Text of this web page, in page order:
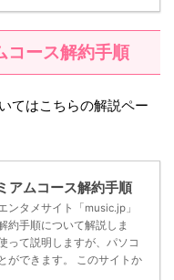
ース解約手順
てはこちらの解説ペー
アムコース解約手順
ンタメサイト「music.jp」
約手順について解説しま
って説明しますが、パソコ
ができます。 このサイトか